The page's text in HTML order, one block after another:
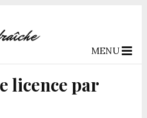
MENU
licence par